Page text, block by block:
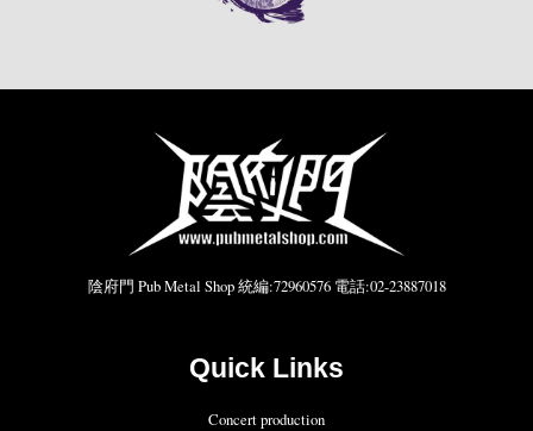
陰府門 Pub Metal Shop 統編:72960576 電話:02-23887018
Quick Links
Concert production